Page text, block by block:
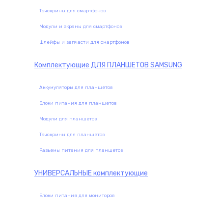
Тачскрины для смартфонов
Модули и экраны для смартфонов
Шлейфы и запчасти для смартфонов
Комплектующие ДЛЯ ПЛАНШЕТОВ SAMSUNG
Аккумуляторы для планшетов
Блоки питания для планшетов
Модули для планшетов
Тачскрины для планшетов
Разъемы питания для планшетов
УНИВЕРСАЛЬНЫЕкомплектующие
Блоки питания для мониторов